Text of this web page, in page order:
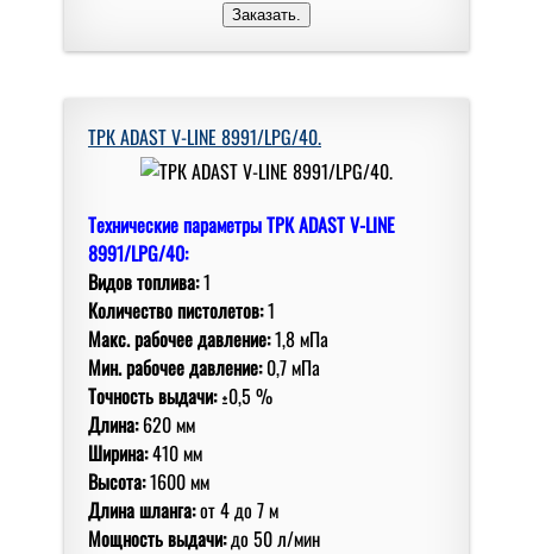
ТРК ADAST V-LINE 8991/LPG/40.
Технические параметры ТРК ADAST V-LINE
8991/LPG/40:
Видов топлива:1
Количество пистолетов:1
Макс. рабочее давление:1,8 мПа
Мин. рабочее давление:0,7 мПа
Точность выдачи:±0,5 %
Длина:620 мм
Ширина:410 мм
Высота:1600 мм
Длина шланга:от 4 дo 7 м
Мoщнoсть выдачи:дo 50 л/мин